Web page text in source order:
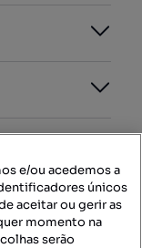
e/ou acedemos a
únicos
aceitar ou gerir as
momento na
serão